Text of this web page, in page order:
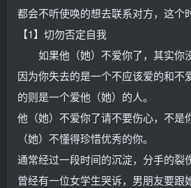
都会不听使唤的想去联系对方，这个
【1】切勿否定自我
如果他（她）不爱你了，其实你没
因为你失去的是一个不应该爱的和不
的则是一个爱他（她）的人。
他（她）不爱你了请不要伤心，不是
（她）不懂得珍惜优秀的你。
通常经过一段时间的沉淀，分手的裂
曾经有一位女学生哭诉，男朋友要跟